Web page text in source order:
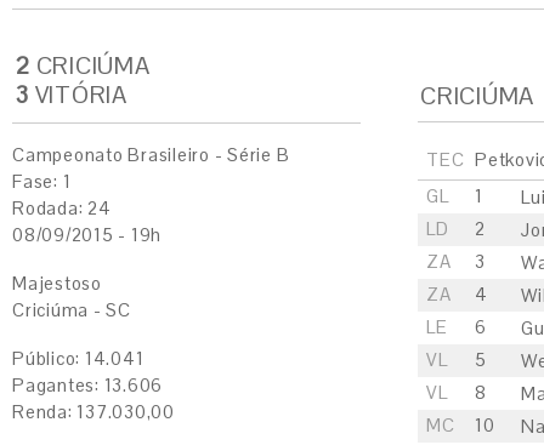
2 CRICIÚMA
3 VITÓRIA
Campeonato Brasileiro - Série B
Fase: 1
Rodada: 24
08/09/2015 - 19h
Majestoso
Criciúma - SC
Público: 14.041
Pagantes: 13.606
Renda: 137.030,00
CRICIÚMA
TEC
GL
1
LD
2
ZA
3
ZA
4
LE
6
VL
5
VL
8
MC
10